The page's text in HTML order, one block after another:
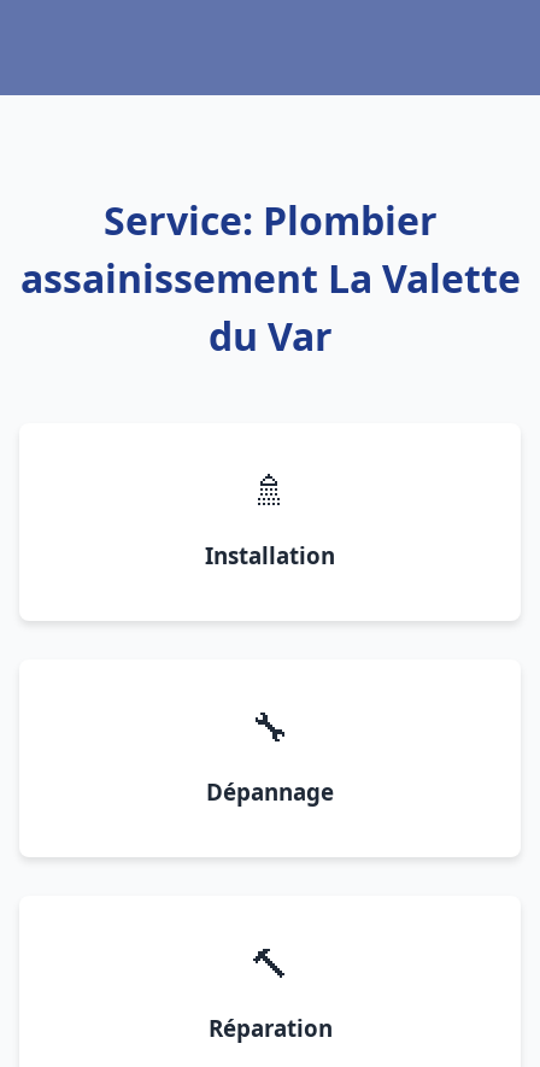
Service: Plombier
assainissement La Valette
du Var
🚿
Installation
🔧
Dépannage
🔨
Réparation